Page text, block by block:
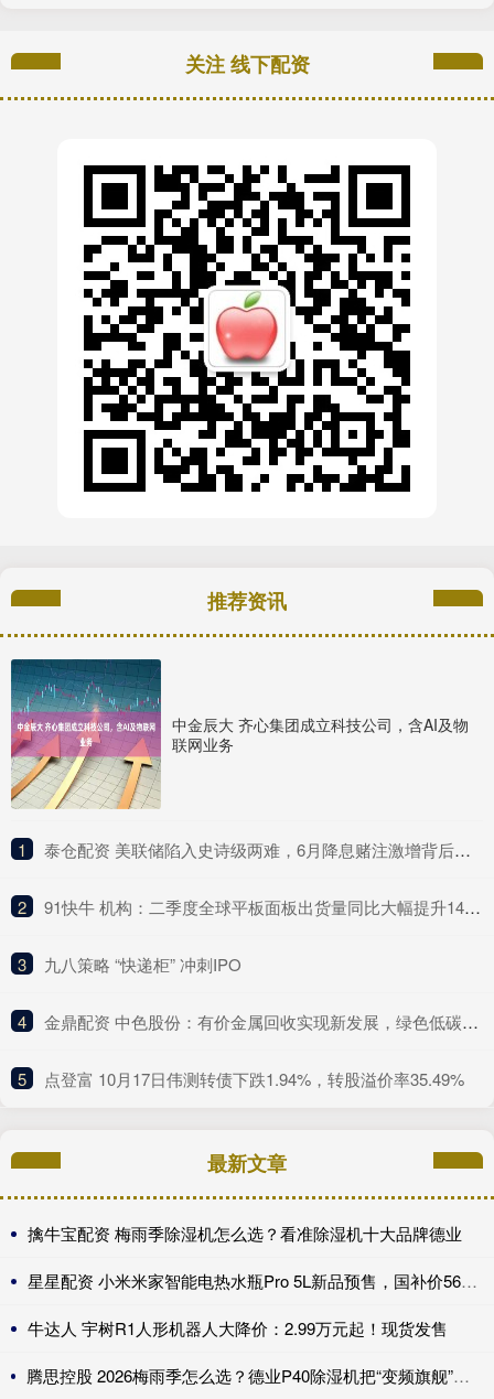
关注 线下配资
推荐资讯
中金辰大 齐心集团成立科技公司，含AI及物
联网业务
1 ​泰仓配资 美联储陷入史诗级两难，6月降息赌注激增背后暗藏杀机
2 ​91快牛 机构：二季度全球平板面板出货量同比大幅提升14% 创下过去三年单季最高出货纪录
3 ​九八策略 “快递柜” 冲刺IPO
4 ​金鼎配资 中色股份：有价金属回收实现新发展，绿色低碳展现更大作为
5 ​点登富 10月17日伟测转债下跌1.94%，转股溢价率35.49%
最新文章
擒牛宝配资 梅雨季除湿机怎么选？看准除湿机十大品牌德业
星星配资 小米米家智能电热水瓶Pro 5L新品预售，国补价568.65元
牛达人 宇树R1人形机器人大降价：2.99万元起！现货发售
腾思控股 2026梅雨季怎么选？德业P40除湿机把“变频旗舰”做到了全能